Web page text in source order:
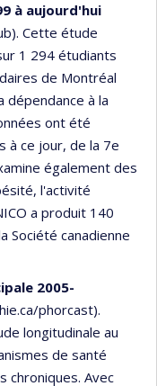
à aujourd'hui
Cette étude
1 294 étudiants
de Montréal
dépendance à la
ont été
à ce jour, de la 7e
également des
l'activité
a produit 140
Société canadienne
2005-
phorcast).
longitudinale au
de santé
chroniques. Avec